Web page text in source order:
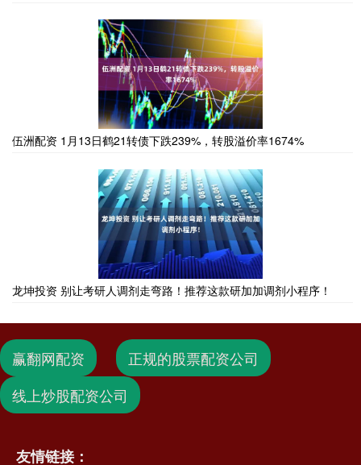
伍洲配资 1月13日鹤21转债下跌239%，转股溢价率1674%
龙坤投资 别让考研人调剂走弯路！推荐这款研加加调剂小程序！
赢翻网配资
正规的股票配资公司
线上炒股配资公司
友情链接：